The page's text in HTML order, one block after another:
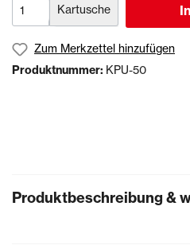
Kartusche
Zum Merkzettel hinzufügen
Produktnummer: KPU-50
Produktbeschreibung &